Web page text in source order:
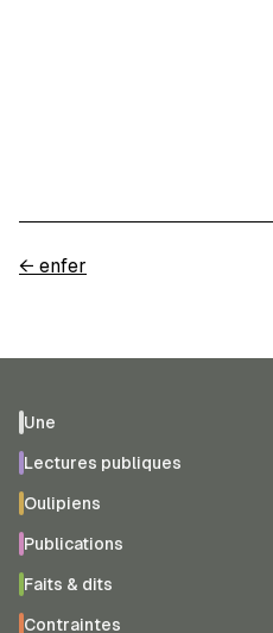
← enfer
Une
Lectures publiques
Oulipiens
Publications
Faits & dits
Contraintes